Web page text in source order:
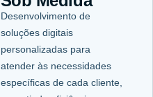
Desenvolvimento de
soluções digitais
personalizadas para
atender às necessidades
específicas de cada cliente,